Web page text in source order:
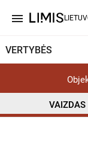
menu
VERTYBĖS
VAIZDAS
CC BY-